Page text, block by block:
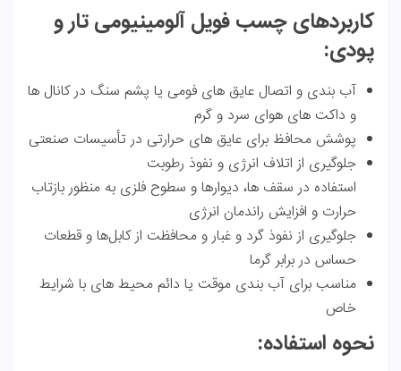
کاربردهای چسب فویل آلومینیومی تار و
پودی:
آب‌ بندی و اتصال عایق‌ های فومی یا پشم سنگ در کانال‌ ها
و داکت‌ های هوای سرد و گرم
پوشش محافظ برای عایق‌ های حرارتی در تأسیسات صنعتی
جلوگیری از اتلاف انرژی و نفوذ رطوبت
استفاده در سقف‌ ها، دیوارها و سطوح فلزی به‌ منظور بازتاب
حرارت و افزایش راندمان انرژی
جلوگیری از نفوذ گرد و غبار و محافظت از کابل‌ها و قطعات
حساس در برابر گرما
مناسب برای آب‌ بندی موقت یا دائم محیط‌ های با شرایط
خاص
نحوه استفاده: